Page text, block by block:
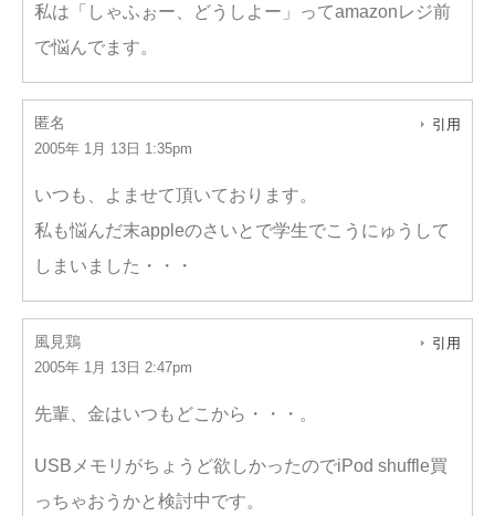
私は「しゃふぉー、どうしよー」ってamazonレジ前
で悩んでます。
匿名
2005年 1月 13日 1:35pm
引用
いつも、よませて頂いております。
私も悩んだ末appleのさいとで学生でこうにゅうして
しまいました・・・
風見鶏
2005年 1月 13日 2:47pm
引用
先輩、金はいつもどこから・・・。
USBメモリがちょうど欲しかったのでiPod shuffle買
っちゃおうかと検討中です。